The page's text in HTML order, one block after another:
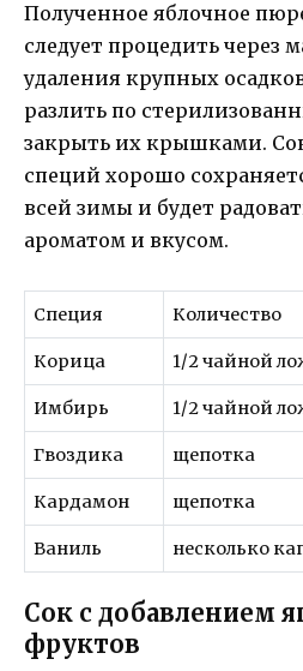
Полученное яблочное
следует процедить через
удаления крупных
разлить по
закрыть их крышками.
специй хорошо
всей зимы и будет
ароматом и вкусом.
Специя Количество
Корица 1/2 чайной
Имбирь 1/2 чайной
Гвоздика щепотка
Кардамон щепотка
Ваниль несколько
Сок с добавлением
фруктов